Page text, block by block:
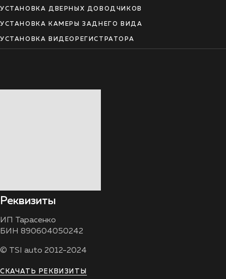
УСТАНОВКА ДВЕРНЫХ ДОВОДЧИКОВ
УСТАНОВКА КАМЕРЫ ЗАДНЕГО ВИДА
УСТАНОВКА ВИДЕОРЕГИСТРАТОРА
Реквизиты
ИП Тарасенко
БИН 890604050242
© TSI auto 2012-2024
СКАЧАТЬ РЕКВИЗИТЫ